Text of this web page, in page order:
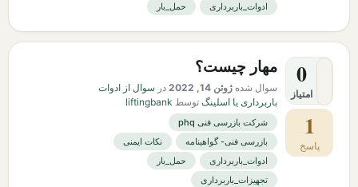
ادوات_باربرداری
حمل_بار
0
امتیاز
1
پاسخ
مهار چیست؟
سوال شده ژوئن 14, 2022 در سوال از ادوات
باربرداری یا اسلینگ توسط liftingbank
شرکت بازرسی فنی phq
بازرسی فنی- گواهینامه
نکات ایمنی
ادوات_باربرداری
حمل_بار
تجهیزات_باربرداری